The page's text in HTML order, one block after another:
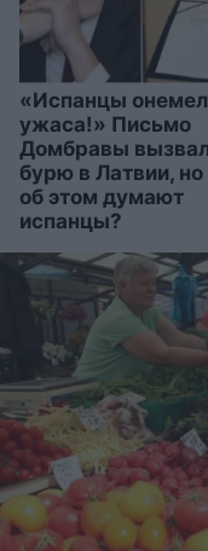
«Испанцы
ужаса!» Письмо
Домбравы
бурю в Латвии, но
об этом думают
испанцы?